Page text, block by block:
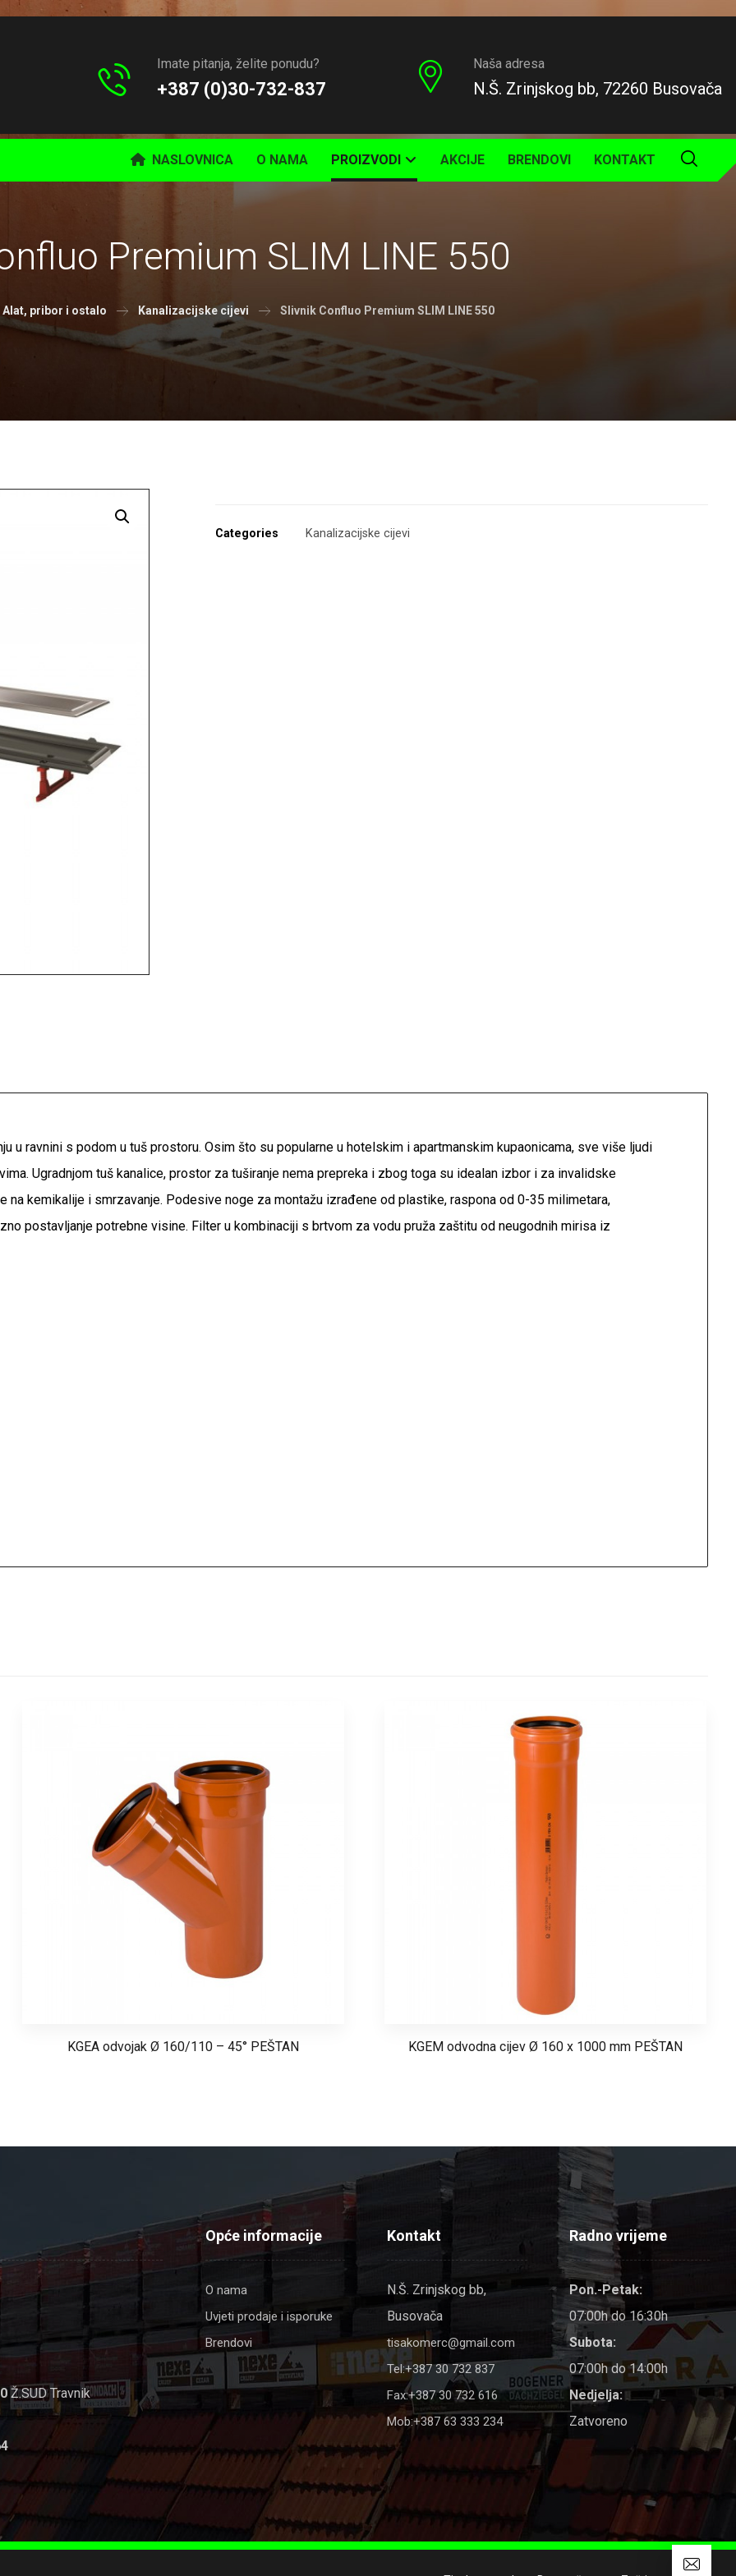
Imate pitanja, želite ponudu?
+387 (0)30-732-837
Naša adresa
N.Š. Zrinjskog bb, 72260 Busovača
NASLOVNICA O NAMA PROIZVODI AKCIJE BRENDOVI KONTAKT
Premium SLIM LINE 550
Alat, pribor i ostalo Kanalizacijske cijevi Slivnik Confluo Premium SLIM LINE 550
Categories Kanalizacijske cijevi
u ravnini s podom u tuš prostoru. Osim što su popularne u hotelskim i apartmanskim kupaonicama, sve više ljudi
Ugradnjom tuš kanalice, prostor za tuširanje nema prepreka i zbog toga su idealan izbor i za invalidske
kemikalije i smrzavanje. Podesive noge za montažu izrađene od plastike, raspona od 0-35 milimetara,
postavljanje potrebne visine. Filter u kombinaciji s brtvom za vodu pruža zaštitu od neugodnih mirisa iz
KGEA odvojak Ø 160/110 – 45° PEŠTAN KGEM odvodna cijev Ø 160 x 1000 mm PEŠTAN
Ž.SUD Travnik
Opće informacije
O nama
Uvjeti prodaje i isporuke
Brendovi
Kontakt
N.Š. Zrinjskog bb,
Busovača
tisakomerc@gmail.com
Tel:+387 30 732 837
Fax:+387 30 732 616
Mob:+387 63 333 234
Radno vrijeme
Pon.-Petak:
07:00h do 16:30h
Subota:
07:00h do 14:00h
Nedjelja:
Zatvoreno